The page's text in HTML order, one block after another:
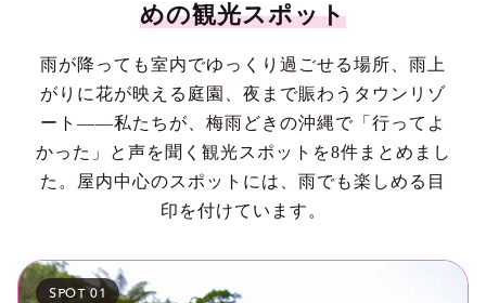
めの観光スポット
雨が降っても室内でゆっくり過ごせる場所、雨上
がりに花が映える庭園、夜まで賑わうタウンリゾ
ート——私たちが、梅雨どきの沖縄で「行ってよ
かった」と声を聞く観光スポットを8件まとめまし
た。屋内中心のスポットには、雨でも楽しめる目
印を付けています。
SPOT 01